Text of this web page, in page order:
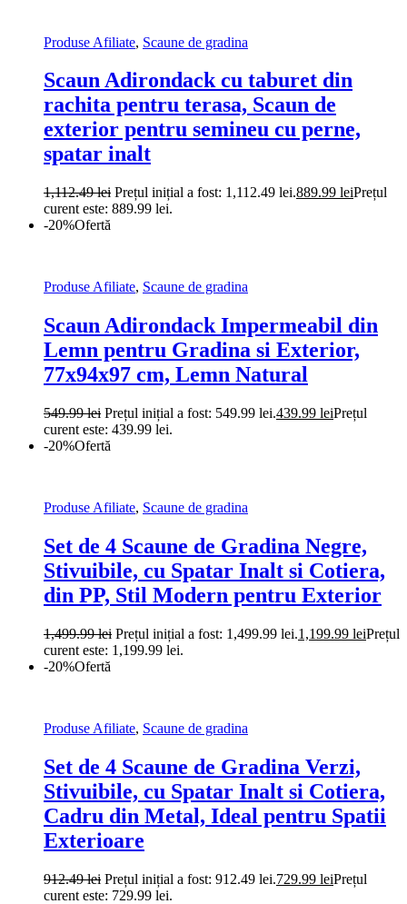
Produse Afiliate, Scaune de gradina
Scaun Adirondack cu taburet din
rachita pentru terasa, Scaun de
exterior pentru semineu cu perne,
spatar inalt
1,112.49lei Prețul inițial a fost: 1,112.49 lei.889.99 leiPrețul
curent este: 889.99 lei.
-20%Ofertă
Produse Afiliate, Scaune de gradina
Scaun Adirondack Impermeabil din
Lemn pentru Gradina si Exterior,
77x94x97 cm, Lemn Natural
549.99lei Prețul inițial a fost: 549.99 lei.439.99 leiPrețul
curent este: 439.99 lei.
-20%Ofertă
Produse Afiliate, Scaune de gradina
Set de 4 Scaune de Gradina Negre,
Stivuibile, cu Spatar Inalt si Cotiera,
din PP, Stil Modern pentru Exterior
1,499.99lei Prețul inițial a fost: 1,499.99 lei.1,199.99 leiPrețul
curent este: 1,199.99 lei.
-20%Ofertă
Produse Afiliate, Scaune de gradina
Set de 4 Scaune de Gradina Verzi,
Stivuibile, cu Spatar Inalt si Cotiera,
Cadru din Metal, Ideal pentru Spatii
Exterioare
912.49lei Prețul inițial a fost: 912.49 lei.729.99 leiPrețul
curent este: 729.99 lei.